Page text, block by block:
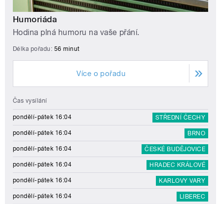
Humoriáda
Hodina plná humoru na vaše přání.
Délka pořadu: 56 minut
Více o pořadu
Čas vysílání
pondělí-pátek 16:04 STŘEDNÍ ČECHY
pondělí-pátek 16:04 BRNO
pondělí-pátek 16:04 ČESKÉ BUDĚJOVICE
pondělí-pátek 16:04 HRADEC KRÁLOVÉ
pondělí-pátek 16:04 KARLOVY VARY
pondělí-pátek 16:04 LIBEREC